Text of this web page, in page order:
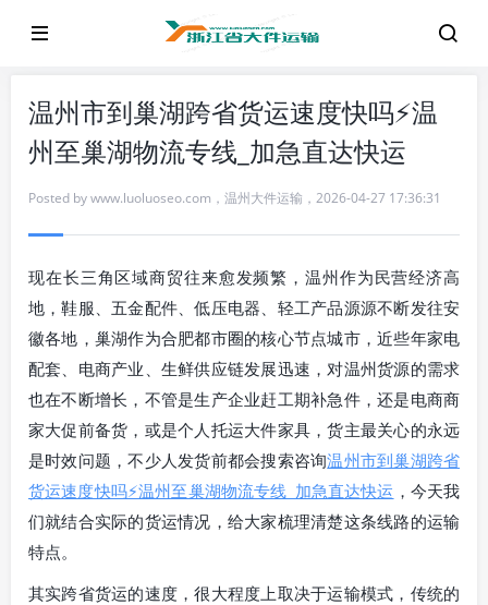
温州市到巢湖跨省货运速度快吗⚡温
州至巢湖物流专线_加急直达快运
Posted bywww.luoluoseo.com ， 温州大件运输 ， 2026-04-27 17:36:31
现在长三角区域商贸往来愈发频繁，温州作为民营经济高
地，鞋服、五金配件、低压电器、轻工产品源源不断发往安
徽各地，巢湖作为合肥都市圈的核心节点城市，近些年家电
配套、电商产业、生鲜供应链发展迅速，对温州货源的需求
也在不断增长，不管是生产企业赶工期补急件，还是电商商
家大促前备货，或是个人托运大件家具，货主最关心的永远
是时效问题，不少人发货前都会搜索咨询温州市到巢湖跨省
货运速度快吗⚡温州至巢湖物流专线_加急直达快运 ，今天我
们就结合实际的货运情况，给大家梳理清楚这条线路的运输
特点。
其实跨省货运的速度，很大程度上取决于运输模式，传统的